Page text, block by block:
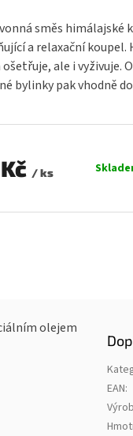
směs himálajské
a relaxační koupel.
ošetřuje, ale i vyživuje.
bylinky pak vhodně
/ ks
olejem
EAN: